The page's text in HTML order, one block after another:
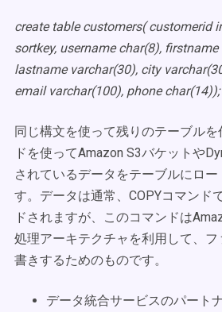
create table customers( customerid
sortkey, username char(8),
lastname varchar(30), city
email varchar(100), phone char(14));
同じ構文を使って残りのテーブルを
ドを使ってAmazon S3バケットや
されているデータをテーブルにロー
す。データは通常、COPYコマンド
ドされますが、このコマンドは
処理アーキテクチャを利用して、
書きするためのものです。
データ統合サービスのパート